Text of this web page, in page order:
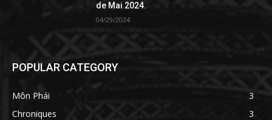
de Mai 2024.
04/29/2024
POPULAR CATEGORY
Môn Phái
3
Chroniques
3